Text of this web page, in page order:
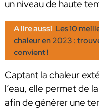
un niveau de haute
A lire aussi Les 10
chaleur en 2023 :
convient !
Captant la chaleur
l’eau, elle permet de
afin de générer une